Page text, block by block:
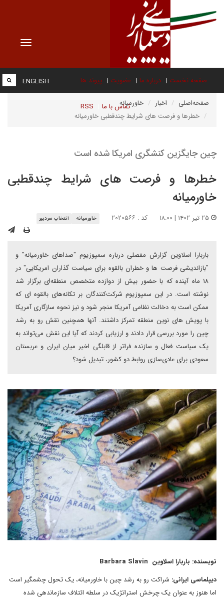
Toggle
صفحه نخست درباره ما عضویت پیوند ها
تماس با ما RSS
ENGLISH
صفحه‌اصلی اخبار
خاورمیانه
خطرها و فرصت های شرایط چندقطبی خاورمیانه
چین جایگزین کنشگری امریکا شده است
خطرها و فرصت های شرایط چندقطبی
خاورمیانه
کد : ۲۰۲۰۵۶۶ خاورمیانه انتخاب سردبیر
باربارا اسلاوین گزارش مفصلی درباره سمپوزیوم "صداهای خاورمیانه" و
"بازاندیشی فرصت ها و خطران بالقوه برای سیاست گذاران امریکایی" در
۱۸ ماه آینده که با حضور بیش از دوازده متخصص منطقه‌ای برگزار شد
نوشته است. در این سمپوزیوم شرکت‌کنندگان بر تکانه‌های بالقوه ای که
ممکن است به دخالت نظامی آمریکا منجر شود و نیز نحوه سازگاری آمریکا
با پویش ‌های نوین منطقه تمرکز داشتند. آنها همچنین نقش رو به رشد
چین را مورد بررسی قرار دادند و ارزیابی کردند که آیا این نقش می‌تواند به
یک سیاست فعال و سازنده فراتر از قابلگی اخیر میان ایران و عربستان
سعودی برای عادی‌سازی روابط دو کشور، تبدیل شود؟
نویسنده: باربارا اسلاوین Barbara Slavin
دیپلماسی ایرانی: شراکت رو به رشد چین با خاورمیانه، یک تحول چشمگیر است
اما هنوز به عنوان یک چرخش استراتژیک در سلطه ائتلاف سازماندهی شده